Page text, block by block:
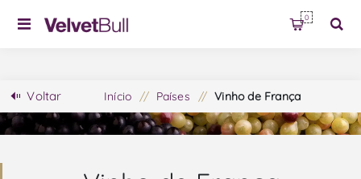
0
Voltar Início / Países / Vinho de França